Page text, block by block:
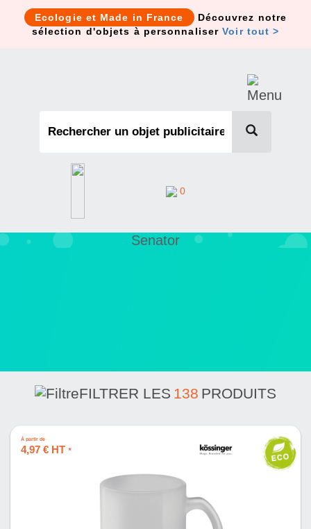
Ecologie et Made in France
Découvrez notre
sélection d'objets à personnaliserVoir tout >
0
Senator
FILTRER LES 138 PRODUITS
À partir de
4,97 € HT *
Cookies management panel